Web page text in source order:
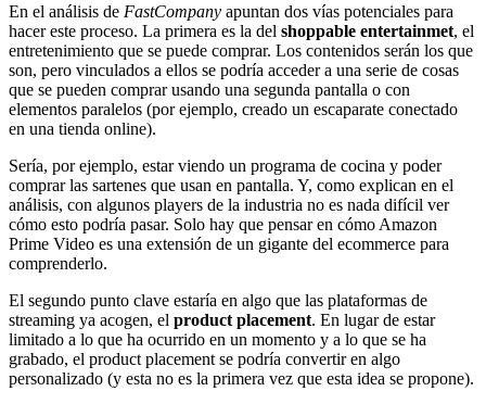
En el análisis de FastCompany apuntan dos vías potenciales para
hacer este proceso. La primera es la del shoppable entertainmet, el
entretenimiento que se puede comprar. Los contenidos serán los que
son, pero vinculados a ellos se podría acceder a una serie de cosas
que se pueden comprar usando una segunda pantalla o con
elementos paralelos (por ejemplo, creado un escaparate conectado
en una tienda online).
Sería, por ejemplo, estar viendo un programa de cocina y poder
comprar las sartenes que usan en pantalla. Y, como explican en el
análisis, con algunos players de la industria no es nada difícil ver
cómo esto podría pasar. Solo hay que pensar en cómo Amazon
Prime Video es una extensión de un gigante del ecommerce para
comprenderlo.
El segundo punto clave estaría en algo que las plataformas de
streaming ya acogen, el product placement. En lugar de estar
limitado a lo que ha ocurrido en un momento y a lo que se ha
grabado, el product placement se podría convertir en algo
personalizado (y esta no es la primera vez que esta idea se propone).